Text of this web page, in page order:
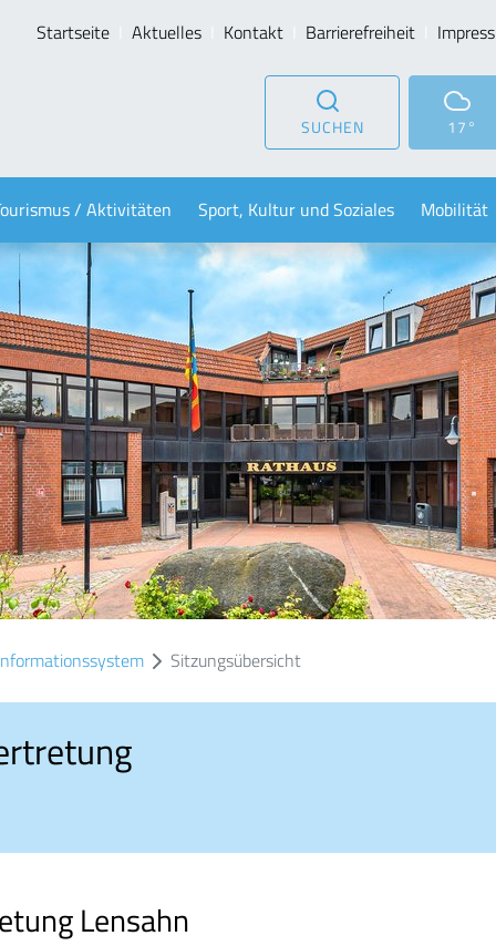
Startseite Aktuelles Kontakt Barrierefreiheit
SUCHEN 17°
/ Aktivitäten Sport, Kultur und Soziales Mobilität
Sitzungsübersicht
Lensahn